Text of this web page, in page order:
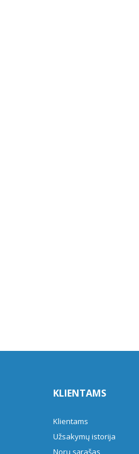
KLIENTAMS
Klientams
Užsakymų istorija
Norų sąrašas